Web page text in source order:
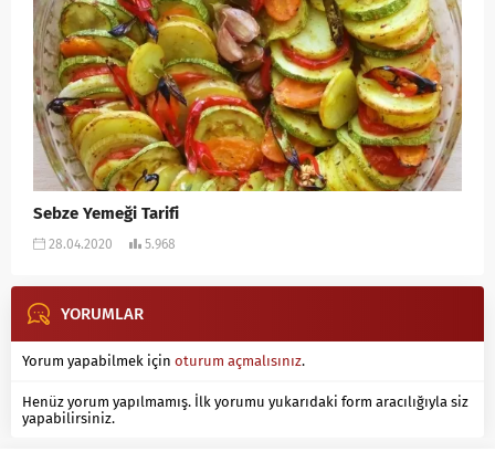
Sebze Yemeği Tarifi
28.04.2020 5.968
YORUMLAR
Yorum yapabilmek için oturum açmalısınız.
Henüz yorum yapılmamış. İlk yorumu yukarıdaki form aracılığıyla siz
yapabilirsiniz.